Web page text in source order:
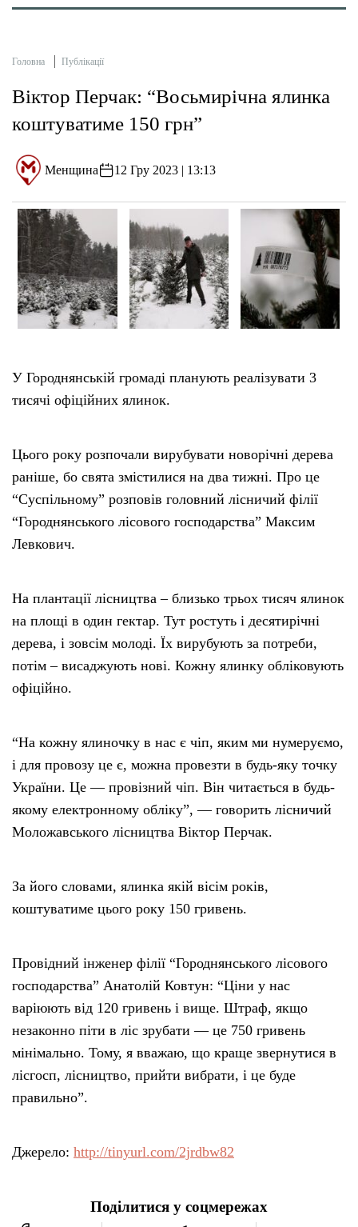
Головна Публікації
Віктор Перчак: “Восьмирічна ялинка
коштуватиме 150 грн”
Менщина 12 Гру 2023 | 13:13
У Городнянській громаді планують реалізувати 3
тисячі офіційних ялинок.
Цього року розпочали вирубувати новорічні дерева
раніше, бо свята змістилися на два тижні. Про це
“Суспільному” розповів головний лісничий філії
“Городнянського лісового господарства” Максим
Левкович.
На плантації лісництва – близько трьох тисяч ялинок
на площі в один гектар. Тут ростуть і десятирічні
дерева, і зовсім молоді. Їх вирубують за потреби,
потім – висаджують нові. Кожну ялинку обліковують
офіційно.
“На кожну ялиночку в нас є чіп, яким ми нумеруємо,
і для провозу це є, можна провезти в будь-яку точку
України. Це — провізний чіп. Він читається в будь-
якому електронному обліку”, — говорить лісничий
Моложавського лісництва Віктор Перчак.
За його словами, ялинка якій вісім років,
коштуватиме цього року 150 гривень.
Провідний інженер філії “Городнянського лісового
господарства” Анатолій Ковтун: “Ціни у нас
варіюють від 120 гривень і вище. Штраф, якщо
незаконно піти в ліс зрубати — це 750 гривень
мінімально. Тому, я вважаю, що краще звернутися в
лісгосп, лісництво, прийти вибрати, і це буде
правильно”.
Джерело: http://tinyurl.com/2jrdbw82
Поділитися у соцмережах